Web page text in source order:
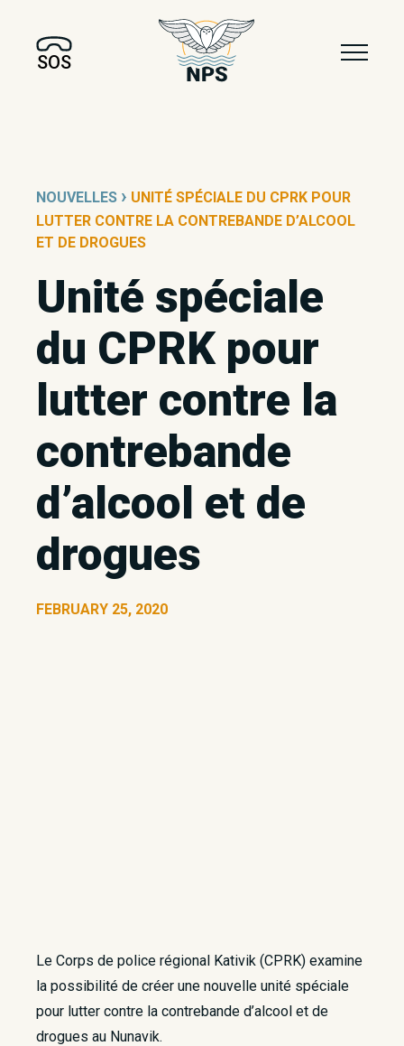
SOS
NOUVELLES › UNITÉ SPÉCIALE DU CPRK POUR
LUTTER CONTRE LA CONTREBANDE D’ALCOOL
ET DE DROGUES
Unité spéciale
du CPRK pour
lutter contre la
contrebande
d’alcool et de
drogues
FEBRUARY 25, 2020
Le Corps de police régional Kativik (CPRK) examine
la possibilité de créer une nouvelle unité spéciale
pour lutter contre la contrebande d’alcool et de
drogues au Nunavik.